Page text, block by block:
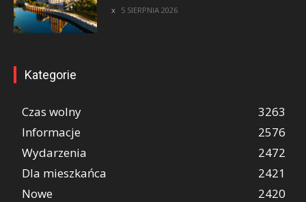
5 SIERPNIA 2026
Kategorie
Czas wolny
3263
Informacje
2576
Wydarzenia
2472
Dla mieszkańca
2421
Nowe
2420